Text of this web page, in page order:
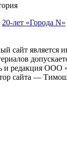
20-лет «Города N»
сайт является
и редакция
сайта —